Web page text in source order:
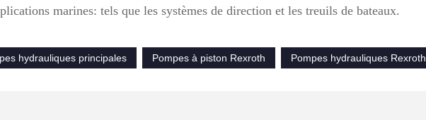
marines: tels que les systèmes de direction et les treuils de bateaux.
hydrauliques principales
Pompes à piston Rexroth Pompes hydrauliques Rexroth